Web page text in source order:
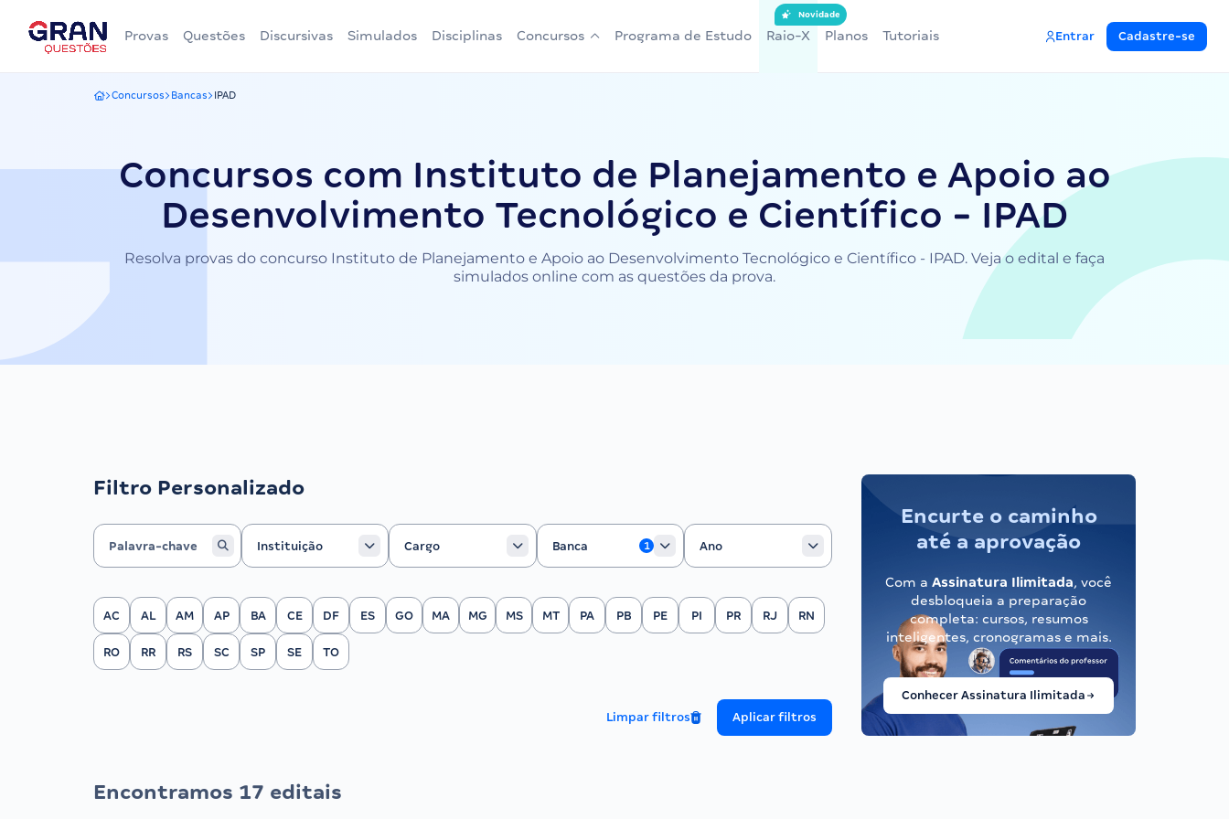
Provas Questões Discursivas Simulados Disciplinas Concursos Programa de Estudo Raio-X
Novidade
Planos Tutoriais Entrar Cadastre-se
Gran Questões
Concursos Bancas IPAD
Concursos com Instituto de Planejamento e Apoio ao
Desenvolvimento Tecnológico e Científico - IPAD
Resolva provas do concurso Instituto de Planejamento e Apoio ao Desenvolvimento Tecnológico e Científico - IPAD. Veja o edital e faça
simulados online com as questões da prova.
Filtro Personalizado
Instituição
Instituição
Cargo
Cargo
Banca
Banca
1
Ano
Ano
Filtrar por Estado
AC AL AM AP BA CE DF ES GO MA MG MS MT PA PB PE PI PR RJ RN
RO RR RS SC SP SE TO
Limpar filtros Aplicar filtros
Encurte o caminho
até a aprovação
Com a Assinatura Ilimitada, você
desbloqueia a preparação
completa: cursos, resumos
inteligentes, cronogramas e mais.
Conhecer Assinatura Ilimitada
Encontramos 17 editais